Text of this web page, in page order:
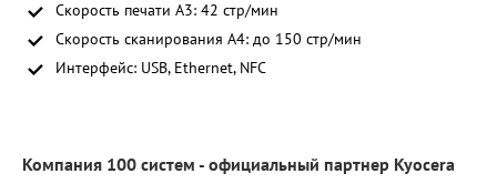
Скорость печати A3: 42 стр/мин
Скорость сканирования A4: до 150 стр/мин
Интерфейс: USB, Ethernet, NFC
Компания 100 систем - официальный партнер Kyocera